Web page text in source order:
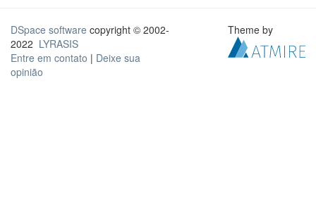
DSpace software copyright © 2002-
2022 LYRASIS
Entre em contato | Deixe sua
opinião
Theme by